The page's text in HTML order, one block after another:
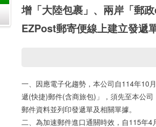
增「大陸包裹」、兩岸「郵
EZPost郵寄便線上建立發遞
一、因應電子化趨勢，本公司自114年10
遞(快捷)郵件(含商旅包)」，須先至本公
郵件資料並列印發遞單及相關單據。
二、為加速郵件進口通關時效，自115年